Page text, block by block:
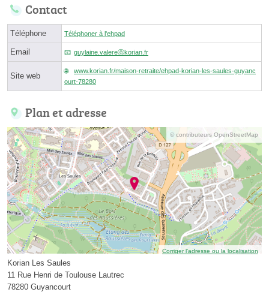
Contact
Téléphone Téléphoner à l'ehpad
Email guylaine.valereⓐkorian.fr
Site web
www.korian.fr/maison-retraite/ehpad-korian-les-saules-guyanc
ourt-78280
Plan et adresse
© contributeurs OpenStreetMap
Corriger l’adresse ou la localisation
Korian Les Saules
11 Rue Henri de Toulouse Lautrec
78280 Guyancourt